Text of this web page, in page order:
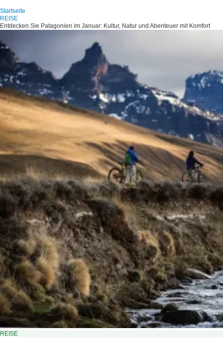
Startseite
REISE
Entdecken Sie Patagonien im Januar: Kultur, Natur und Abenteuer mit Komfort
REISE